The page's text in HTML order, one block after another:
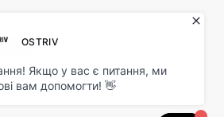
Store. All Rights Reserved.